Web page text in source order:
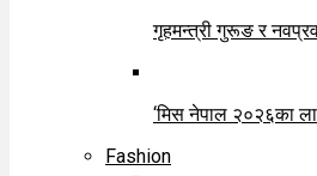
गृहमन्त्री गुरूङ र
‘मिस नेपाल २०२६का
Fashion